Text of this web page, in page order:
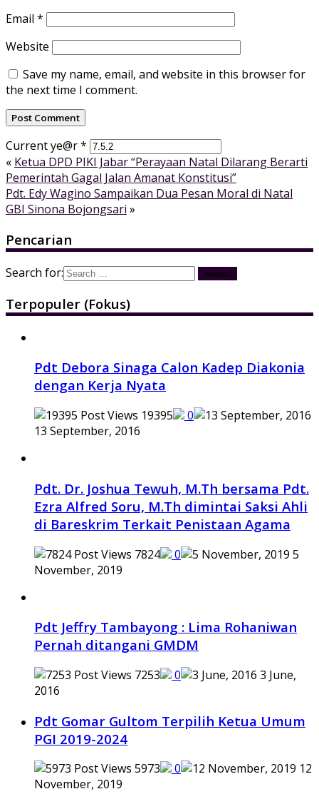
Email *
Website
Save my name, email, and website in this browser for
the next time I comment.
Current ye@r*
« Ketua DPD PIKI Jabar “Perayaan Natal Dilarang Berarti
Pemerintah Gagal Jalan Amanat Konstitusi”
Pdt. Edy Wagino Sampaikan Dua Pesan Moral di Natal
GBI Sinona Bojongsari »
Pencarian
Search for:
Terpopuler (Fokus)
Pdt Debora Sinaga Calon Kadep Diakonia
dengan Kerja Nyata
19395
0
13 September, 2016
Pdt. Dr. Joshua Tewuh, M.Th bersama Pdt.
Ezra Alfred Soru, M.Th dimintai Saksi Ahli
di Bareskrim Terkait Penistaan Agama
7824 0
5
November, 2019
Pdt Jeffry Tambayong : Lima Rohaniwan
Pernah ditangani GMDM
7253 0
3 June,
2016
Pdt Gomar Gultom Terpilih Ketua Umum
PGI 2019-2024
5973 0
12
November, 2019